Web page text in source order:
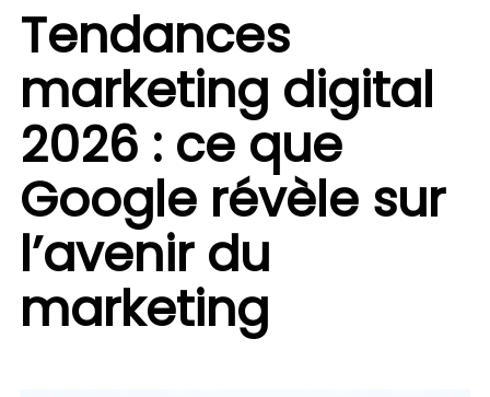
Tendances
marketing digital
2026 : ce que
Google révèle sur
l’avenir du
marketing